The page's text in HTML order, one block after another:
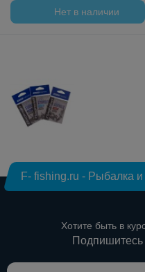
Нет в наличии
F- fishing.ru - Рыбалка
Хотите быть в